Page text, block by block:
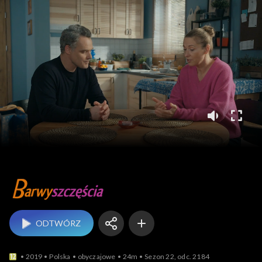
Barwy szczęścia
ODTWÓRZ
2019 Polska obyczajowe 24m Sezon 22, odc. 2184